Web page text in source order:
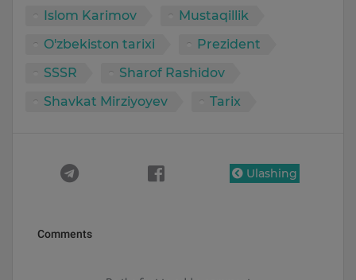
Islom Karimov
Mustaqillik
O'zbekiston tarixi
Prezident
SSSR
Sharof Rashidov
Shavkat Mirziyoyev
Tarix
Ulashing